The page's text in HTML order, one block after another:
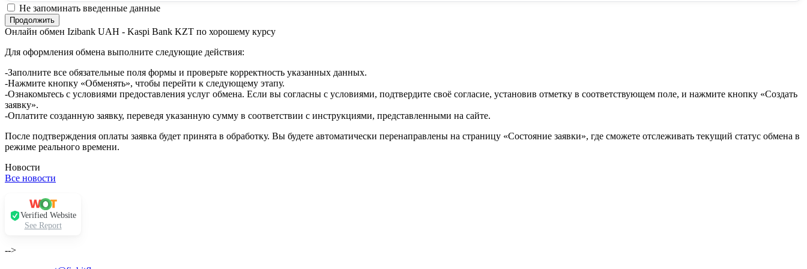
Не запоминать введенные данные
Онлайн обмен Izibank UAH - Kaspi Bank KZT по хорошему курсу
Для оформления обмена выполните следующие действия:
-Заполните все обязательные поля формы и проверьте корректность указанных данных.
-Нажмите кнопку «Обменять», чтобы перейти к следующему этапу.
-Ознакомьтесь с условиями предоставления услуг обмена. Если вы согласны с условиями, подтвердите своё согласие, установив отметку в соответствующем поле, и нажмите кнопку «Создать
заявку».
-Оплатите созданную заявку, переведя указанную сумму в соответствии с инструкциями, представленными на сайте.
После подтверждения оплаты заявка будет принята в обработку. Вы будете автоматически перенаправлены на страницу «Состояние заявки», где сможете отслеживать текущий статус обмена в
режиме реального времени.
Новости
Все новости
Verified Website
See Report
-->